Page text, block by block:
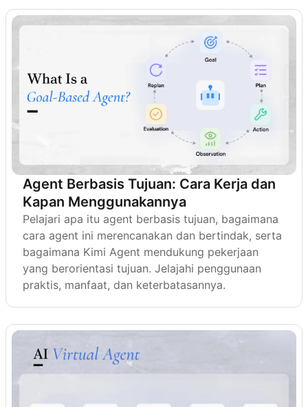
Agent Berbasis Tujuan: Cara Kerja dan
Kapan Menggunakannya
Pelajari apa itu agent berbasis tujuan, bagaimana
cara agent ini merencanakan dan bertindak, serta
bagaimana Kimi Agent mendukung pekerjaan
yang berorientasi tujuan. Jelajahi penggunaan
praktis, manfaat, dan keterbatasannya.